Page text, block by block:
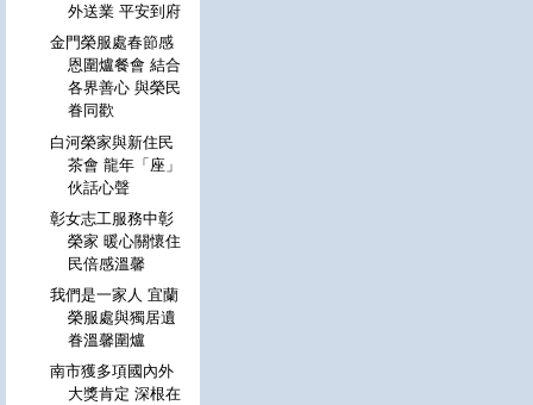
外送業 平安到府
金門榮服處春節感
恩圍爐餐會 結合
各界善心 與榮民
眷同歡
白河榮家與新住民
茶會 龍年「座」
伙話心聲
彰女志工服務中彰
榮家 暖心關懷住
民倍感溫馨
我們是一家人 宜蘭
榮服處與獨居遺
眷溫馨圍爐
南市獲多項國內外
大獎肯定 深根在